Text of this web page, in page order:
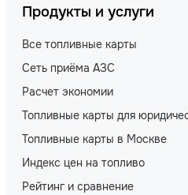
Продукты и услуги
Все топливные карты
Сеть приёма АЗС
Расчет экономии
Топливные карты для
Топливные карты в Москве
Индекс цен на топливо
Рейтинг и сравнение